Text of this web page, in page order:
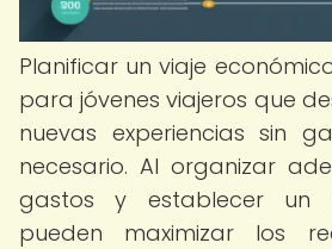
Planificar un viaje
para jóvenes viajeros que
nuevas experiencias sin
necesario. Al organizar
gastos y establecer un
pueden maximizar los